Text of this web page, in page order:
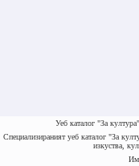
Уеб каталог "За
Специализираният уеб каталог "За
изкуства,